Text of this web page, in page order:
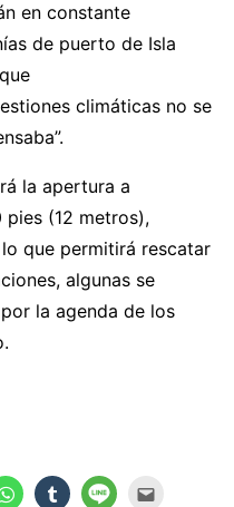
en constante
de puerto de Isla
climáticas no se
la apertura a
(12 metros),
que permitirá rescatar
algunas se
la agenda de los